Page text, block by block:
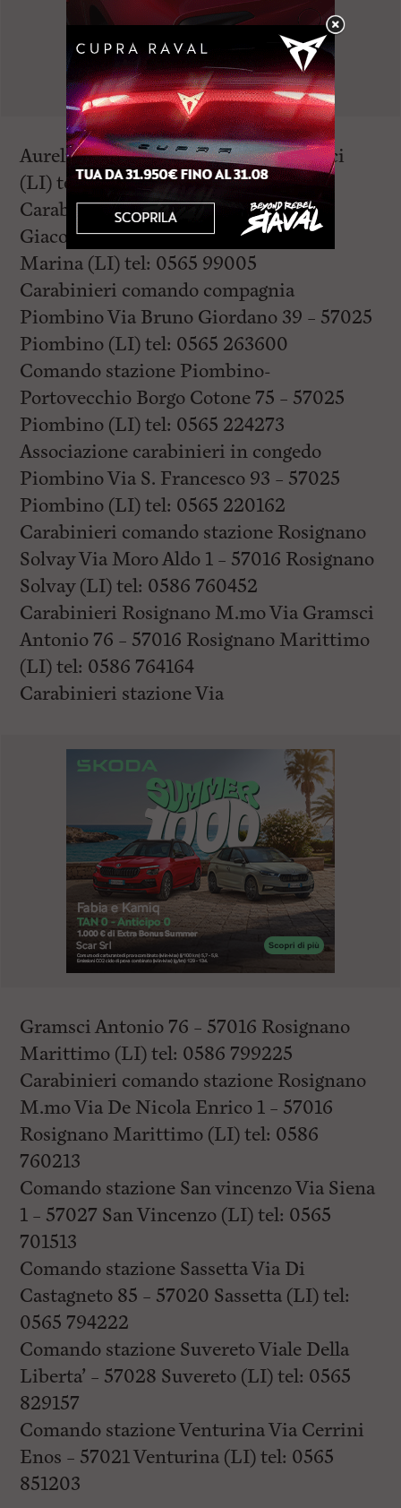
Aurelia 8 – 57022 Castagneto Carducci
(LI) tel: 0565 774188 tel: 0565 775149
Carabinieri stazione Marciana Via
Giacomo Pavoni – 57033 Marciana
Marina (LI) tel: 0565 99005
Carabinieri comando compagnia
Piombino Via Bruno Giordano 39 – 57025
Piombino (LI) tel: 0565 263600
Comando stazione Piombino-
Portovecchio Borgo Cotone 75 – 57025
Piombino (LI) tel: 0565 224273
Associazione carabinieri in congedo
Piombino Via S. Francesco 93 – 57025
Piombino (LI) tel: 0565 220162
Carabinieri comando stazione Rosignano
Solvay Via Moro Aldo 1 – 57016 Rosignano
Solvay (LI) tel: 0586 760452
Carabinieri Rosignano M.mo Via Gramsci
Antonio 76 – 57016 Rosignano Marittimo
(LI) tel: 0586 764164
Carabinieri stazione Via
Gramsci Antonio 76 – 57016 Rosignano
Marittimo (LI) tel: 0586 799225
Carabinieri comando stazione Rosignano
M.mo Via De Nicola Enrico 1 – 57016
Rosignano Marittimo (LI) tel: 0586
760213
Comando stazione San vincenzo Via Siena
1 – 57027 San Vincenzo (LI) tel: 0565
701513
Comando stazione Sassetta Via Di
Castagneto 85 – 57020 Sassetta (LI) tel:
0565 794222
Comando stazione Suvereto Viale Della
Liberta’ – 57028 Suvereto (LI) tel: 0565
829157
Comando stazione Venturina Via Cerrini
Enos – 57021 Venturina (LI) tel: 0565
851203